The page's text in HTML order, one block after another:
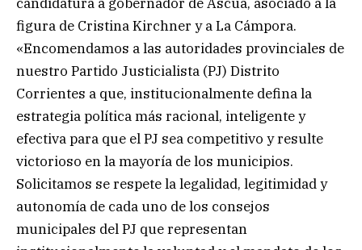
figura de Cristina Kirchner y a La Cámpora.
«Encomendamos a las autoridades provinciales de
nuestro Partido Justicialista (PJ) Distrito
Corrientes a que, institucionalmente defina la
estrategia política más racional, inteligente y
efectiva para que el PJ sea competitivo y resulte
victorioso en la mayoría de los municipios.
Solicitamos se respete la legalidad, legitimidad y
autonomía de cada uno de los consejos
municipales del PJ que representan